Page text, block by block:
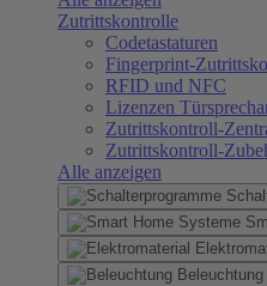
Zutrittskontrolle
Codetastaturen
Fingerprint-
RFID und NFC
Lizenzen
Zutrittskontroll-
Zutrittskontroll-
Alle anzeigen
Beleuchtung